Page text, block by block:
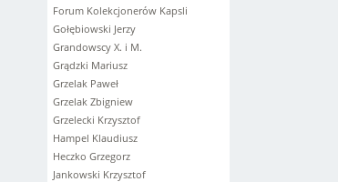
Forum Kolekcjonerów Kapsli
Gołębiowski Jerzy
Grandowscy X. i M.
Grądzki Mariusz
Grzelak Paweł
Grzelak Zbigniew
Grzelecki Krzysztof
Hampel Klaudiusz
Heczko Grzegorz
Jankowski Krzysztof